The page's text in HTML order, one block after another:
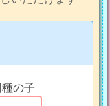
の子